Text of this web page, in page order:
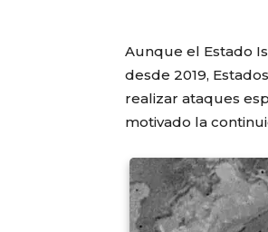
Aunque el Estado
desde 2019,
realizar ataques
motivado la